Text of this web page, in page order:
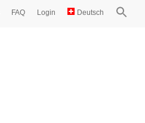
FAQ Login Deutsch